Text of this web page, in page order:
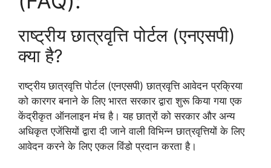
राष्ट्रीय छात्रवृत्ति पोर्टल (एनएसपी)
क्या है?
राष्ट्रीय छात्रवृत्ति पोर्टल (एनएसपी) छात्रवृत्ति आवेदन प्रक्रिया
को कारगर बनाने के लिए भारत सरकार द्वारा शुरू किया गया एक
केंद्रीकृत ऑनलाइन मंच है। यह छात्रों को सरकार और अन्य
अधिकृत एजेंसियों द्वारा दी जाने वाली विभिन्न छात्रवृत्तियों के लिए
आवेदन करने के लिए एकल विंडो प्रदान करता है।